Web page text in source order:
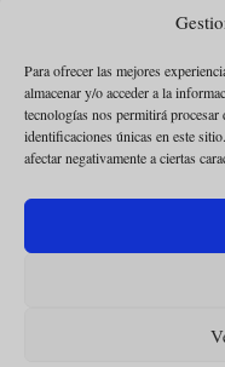
Para ofrecer las mejores
almacenar y/o acceder a la
tecnologías nos permitirá
identificaciones únicas en este
afectar negativamente a ciertas